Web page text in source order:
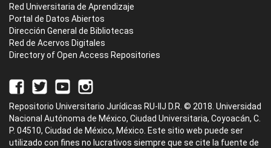
Red Universitaria de Aprendizaje
Portal de Datos Abiertos
Dirección General de Bibliotecas
Red de Acervos Digitales
Directory of Open Access Repositories
Repositorio Universitario Jurídicas RU-IIJ D.R. © 2018. Universidad
Nacional Autónoma de México, Ciudad Universitaria, Coyoacán, C.
P. 04510, Ciudad de México, México. Este sitio web puede ser
utilizado con fines no lucrativos siempre que se cite la fuente de